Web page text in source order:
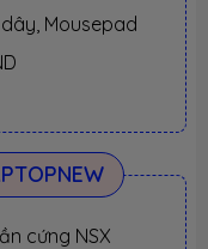
Mousepad
cứng NSX